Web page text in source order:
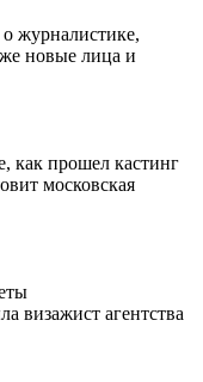
журналистике,
новые лица и
как прошел кастинг
московская
визажист агентства